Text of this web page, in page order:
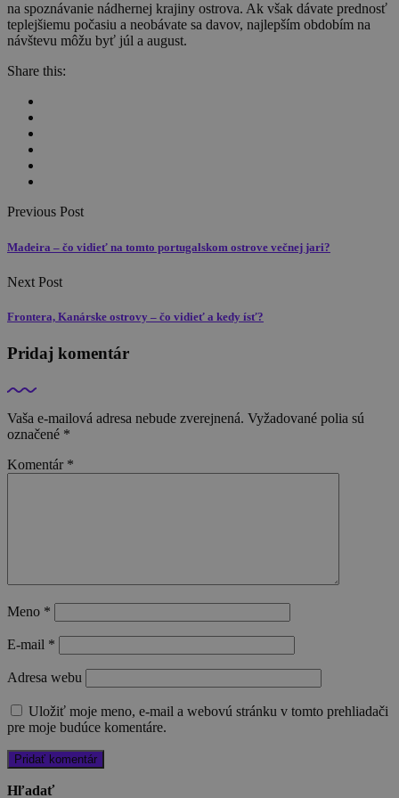
na spoznávanie nádhernej krajiny ostrova. Ak však dávate prednosť
teplejšiemu počasiu a neobávate sa davov, najlepším obdobím na
návštevu môžu byť júl a august.
Share this:
Previous Post
Madeira – čo vidieť na tomto portugalskom ostrove večnej jari?
Next Post
Frontera, Kanárske ostrovy – čo vidieť a kedy ísť?
Pridaj komentár
Vaša e-mailová adresa nebude zverejnená. Vyžadované polia sú
označené *
Komentár *
Meno *
E-mail *
Adresa webu
Uložiť moje meno, e-mail a webovú stránku v tomto prehliadači
pre moje budúce komentáre.
Hľadať